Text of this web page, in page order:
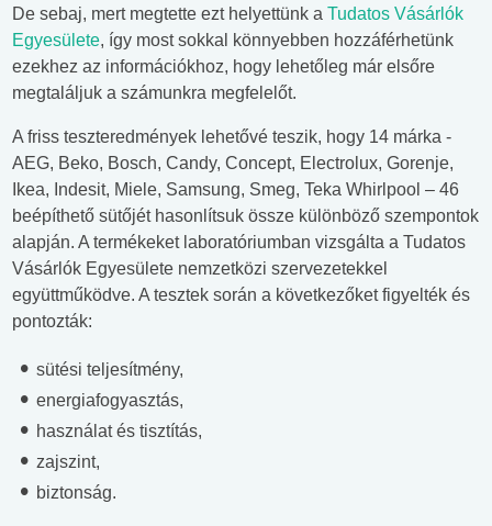
De sebaj, mert megtette ezt helyettünk a Tudatos Vásárlók
Egyesülete, így most sokkal könnyebben hozzáférhetünk
ezekhez az információkhoz, hogy lehetőleg már elsőre
megtaláljuk a számunkra megfelelőt.
A friss teszteredmények lehetővé teszik, hogy 14 márka -
AEG, Beko, Bosch, Candy, Concept, Electrolux, Gorenje,
Ikea, Indesit, Miele, Samsung, Smeg, Teka Whirlpool – 46
beépíthető sütőjét hasonlítsuk össze különböző szempontok
alapján. A termékeket laboratóriumban vizsgálta a Tudatos
Vásárlók Egyesülete nemzetközi szervezetekkel
együttműködve. A tesztek során a következőket figyelték és
pontozták:
sütési teljesítmény,
energiafogyasztás,
használat és tisztítás,
zajszint,
biztonság.